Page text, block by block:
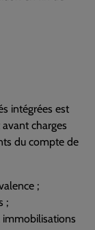
intégrées est
charges
du compte de
;
;
immobilisations